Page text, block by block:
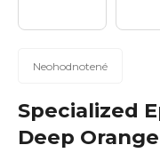
Priemerné
produktu
je
0,0
Neohodnotené
Specialized
Deep
?